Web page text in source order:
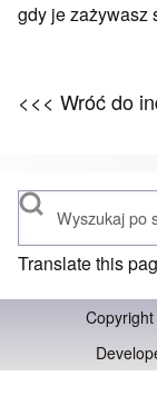
gdy je zażywasz
<<< Wróć do
Szukaj
Translate this